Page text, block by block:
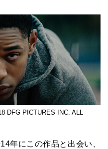
DFG PICTURES INC. ALL
年にこの作品と出会い、